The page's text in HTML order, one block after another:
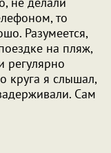
то
Разумеется,
на пляж,
круга я слышал,
Сам